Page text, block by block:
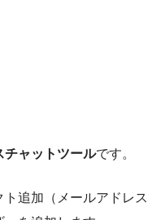
チャットツールです。
追加（メールアドレス